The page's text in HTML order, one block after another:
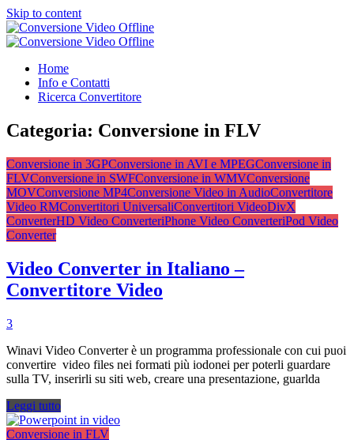
Skip to content
Conversione Video Offline
Video Converter Software
Home
Info e Contatti
Ricerca Convertitore
Categoria: Conversione in FLV
Conversione in 3GPConversione in AVI e MPEGConversione in
FLVConversione in SWFConversione in WMVConversione
MOVConversione MP4Conversione Video in AudioConvertitore
Video RMConvertitori UniversaliConvertitori VideoDivX
ConverterHD Video ConverteriPhone Video ConverteriPod Video
Converter
Video Converter in Italiano –
Convertitore Video
3
Winavi Video Converter è un programma professionale con cui puoi
convertire video files nei formati più iodonei per poterli guardare
sulla TV, inserirli su siti web, creare una presentazione, guarlda
Leggi tutto
Conversione in FLV